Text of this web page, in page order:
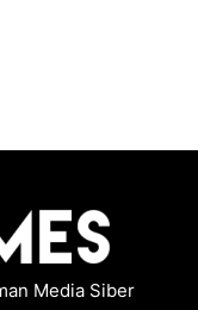
Media Siber